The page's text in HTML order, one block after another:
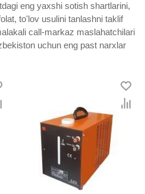
eng yaxshi sotish shartlarini,
to'lov usulini tanlashni taklif
call-markaz maslahatchilari
uchun eng past narxlar